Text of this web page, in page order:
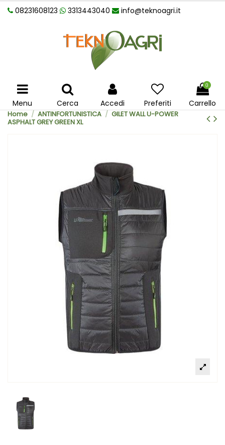
08231608123 3313443040 info@teknoagri.it
Menu Cerca Accedi Preferiti
0
Carrello
Home ANTINFORTUNISTICA
GILET WALL U-POWER
ASPHALT GREY GREEN XL